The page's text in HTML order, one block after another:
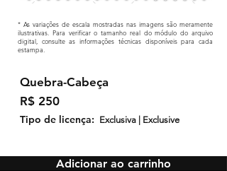
* As variações de escala mostradas nas imagens são meramente
ilustrativas. Para verificar o tamanho real do módulo do arquivo
digital, consulte as informações técnicas disponíveis para cada
estampa.
Quebra-Cabeça
R$ 250
Tipo de licença: Exclusiva | Exclusive
Adicionar ao carrinho